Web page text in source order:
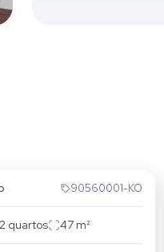
90560001-KO
quartos 47m²